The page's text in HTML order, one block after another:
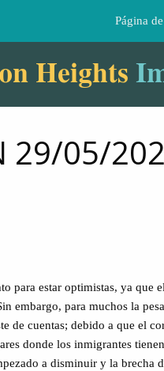
Página
Heights
29/05/
para estar optimistas, ya que
embargo, para muchos la
de cuentas; debido a que el
donde los inmigrantes
a disminuir y la brecha